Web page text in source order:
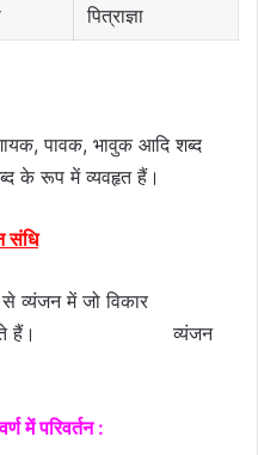
पित्राज्ञा
पावक, भावुक आदि शब्द
के रूप में व्यवहृत हैं।
संधि
व्यंजन में जो विकार
संधि कहते हैं। व्यंजन
में परिवर्तन :